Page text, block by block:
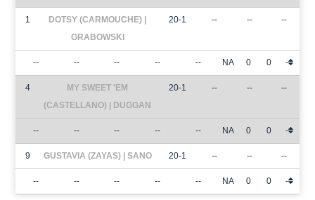
1
DOTSY (CARMOUCHE) |
GRABOWSKI
20-1 -- -- --
-- -- -- -- -- NA 0 0 -
4
MY SWEET 'EM
(CASTELLANO) | DUGGAN
20-1 -- -- --
-- -- -- -- -- NA 0 0 -
9 GUSTAVIA (ZAYAS) | SANO 20-1 -- -- --
-- -- -- -- -- NA 0 0 -